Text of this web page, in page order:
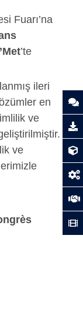
Fuarı’na
’te
ileri
en
ve
ve